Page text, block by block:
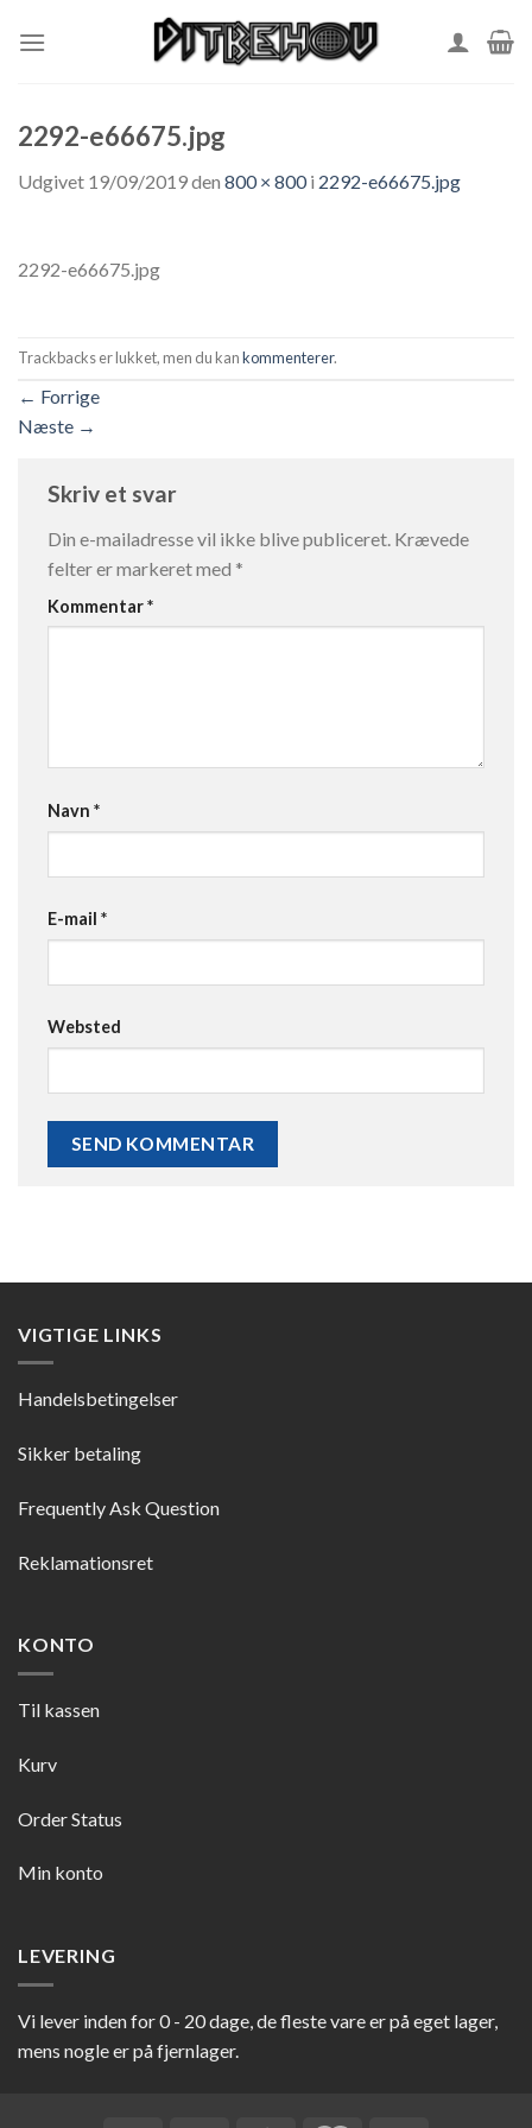
2292-e66675.jpg
Udgivet 19/09/2019den 800 × 800i 2292-e66675.jpg
2292-e66675.jpg
Trackbacks er lukket, men du kankommenterer.
← Forrige
Næste →
Skriv et svar
Din e-mailadresse vil ikke blive publiceret. Krævede
felter er markeret med *
Kommentar*
Navn *
E-mail *
Websted
VIGTIGE LINKS
Handelsbetingelser
Sikker betaling
Frequently Ask Question
Reklamationsret
KONTO
Til kassen
Kurv
Order Status
Min konto
LEVERING
Vi lever inden for 0 - 20 dage, de fleste vare er på eget lager,
mens nogle er på fjernlager.